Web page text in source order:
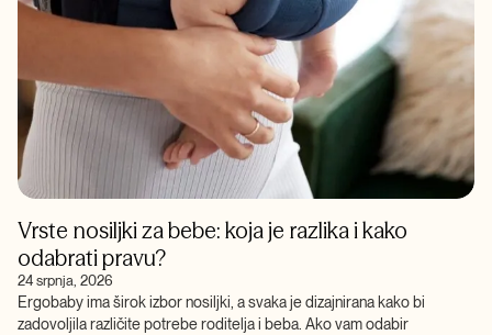
Vrste nosiljki za bebe: koja je razlika i kako
odabrati pravu?
24 srpnja, 2026
Ergobaby ima širok izbor nosiljki, a svaka je dizajnirana kako bi
zadovoljila različite potrebe roditelja i beba. Ako vam odabir